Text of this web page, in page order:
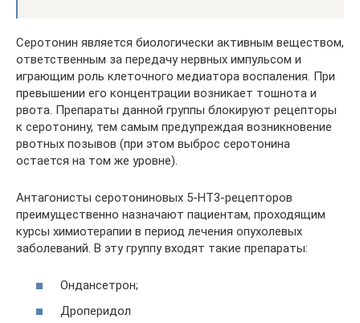
Серотонин является биологически активным веществом,
ответственным за передачу нервных импульсом и
играющим роль клеточного медиатора воспаления. При
превышении его концентрации возникает тошнота и
рвота. Препараты данной группы блокируют рецепторы
к серотонину, тем самым предупреждая возникновение
рвотных позывов (при этом выброс серотонина
остается на том же уровне).
Антагонисты серотониновых 5-НТ3-рецепторов
преимущественно назначают пациентам, проходящим
курсы химиотерапии в период лечения опухолевых
заболеваний. В эту группу входят такие препараты:
Ондансетрон;
Дроперидол